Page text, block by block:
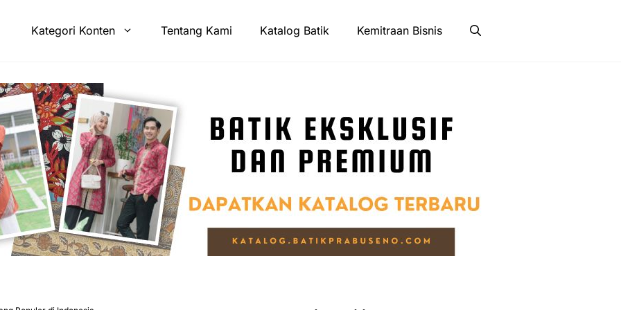
Kategori Konten Tentang Kami Katalog Batik Kemitraan Bisnis